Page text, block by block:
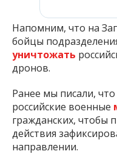
Напомним, что на
бойцы
уничтожать
дронов.
Ранее мы писали,
российские военные
гражданских, чтобы
действия
направлении.